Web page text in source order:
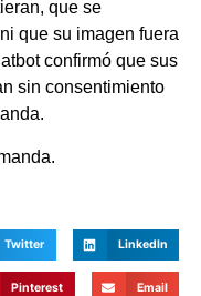
que se
que su imagen fuera
confirmó que sus
sin consentimiento
Twitter LinkedIn
Pinterest Email